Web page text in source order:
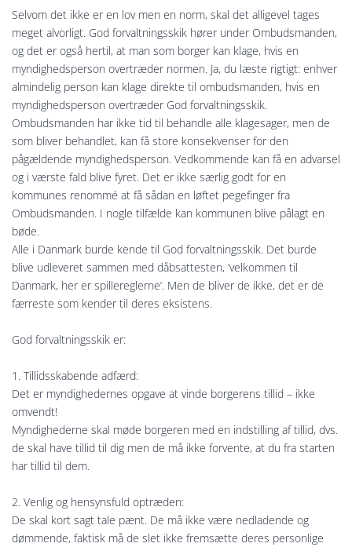
Selvom det ikke er en lov men en norm, skal det alligevel tages
meget alvorligt. God forvaltningsskik hører under Ombudsmanden,
og det er også hertil, at man som borger kan klage, hvis en
myndighedsperson overtræder normen. Ja, du læste rigtigt: enhver
almindelig person kan klage direkte til ombudsmanden, hvis en
myndighedsperson overtræder God forvaltningsskik.
Ombudsmanden har ikke tid til behandle alle klagesager, men de
som bliver behandlet, kan få store konsekvenser for den
pågældende myndighedsperson. Vedkommende kan få en advarsel
og i værste fald blive fyret. Det er ikke særlig godt for en
kommunes renommé at få sådan en løftet pegefinger fra
Ombudsmanden. I nogle tilfælde kan kommunen blive pålagt en
bøde.
Alle i Danmark burde kende til God forvaltningsskik. Det burde
blive udleveret sammen med dåbsattesten, ’velkommen til
Danmark, her er spillereglerne’. Men de bliver de ikke, det er de
færreste som kender til deres eksistens.
God forvaltningsskik er:
1. Tillidsskabende adfærd:
Det er myndighedernes opgave at vinde borgerens tillid – ikke
omvendt!
Myndighederne skal møde borgeren med en indstilling af tillid, dvs.
de skal have tillid til dig men de må ikke forvente, at du fra starten
har tillid til dem.
2. Venlig og hensynsfuld optræden:
De skal kort sagt tale pænt. De må ikke være nedladende og
dømmende, faktisk må de slet ikke fremsætte deres personlige